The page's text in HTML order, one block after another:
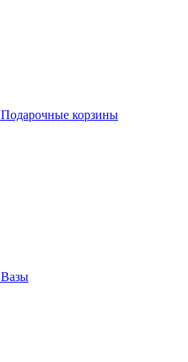
Подарочные корзины
Вазы